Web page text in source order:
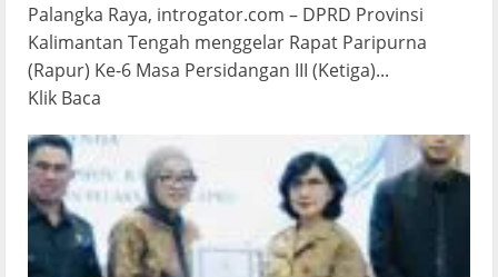
Palangka Raya, introgator.com – DPRD Provinsi
Kalimantan Tengah menggelar Rapat Paripurna
(Rapur) Ke-6 Masa Persidangan III (Ketiga)...
Klik Baca
about
Rapur
Penyampaian
Pendapat
Akhir